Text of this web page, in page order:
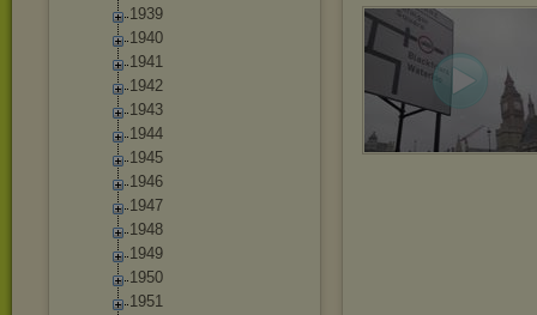
1939
1940
1941
1942
1943
1944
1945
1946
1947
1948
1949
1950
1951